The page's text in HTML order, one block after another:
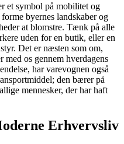
et symbol på mobilitet og
byernes landskaber og
at blomstre. Tænk på alle
uden for en butik, eller en
Det er næsten som om,
med os gennem hverdagens
har varevognen også
den bærer på
mennesker, der har haft
Erhvervsliv